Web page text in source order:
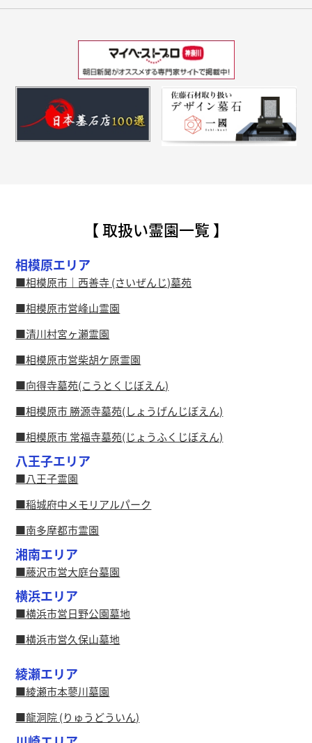
【 取扱い霊園一覧 】
相模原エリア
相模原市｜西善寺 (さいぜんじ)墓苑
相模原市営峰山霊園
清川村宮ヶ瀬霊園
相模原市営柴胡ケ原霊園
向得寺墓苑(こうとくじぼえん)
相模原市 勝源寺墓苑(しょうげんじぼえん)
相模原市 常福寺墓苑(じょうふくじぼえん)
八王子エリア
八王子霊園
稲城府中メモリアルパーク
南多摩都市霊園
湘南エリア
藤沢市営大庭台墓園
横浜エリア
横浜市営日野公園墓地
横浜市営久保山墓地
綾瀬エリア
綾瀬市本蓼川墓園
龍洞院 (りゅうどういん)